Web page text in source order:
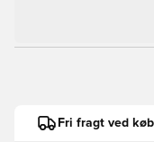
Fri fragt ved